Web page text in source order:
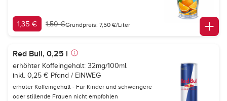
1,35 € 1,50 €Grundpreis: 7,50 €/Liter
Red Bull, 0,25 l
erhöhter Koffeingehalt: 32mg/100ml
inkl. 0,25 € Pfand / EINWEG
erhöter Koffeingehalt - Für Kinder und schwangere
oder stillende Frauen nicht empfohlen